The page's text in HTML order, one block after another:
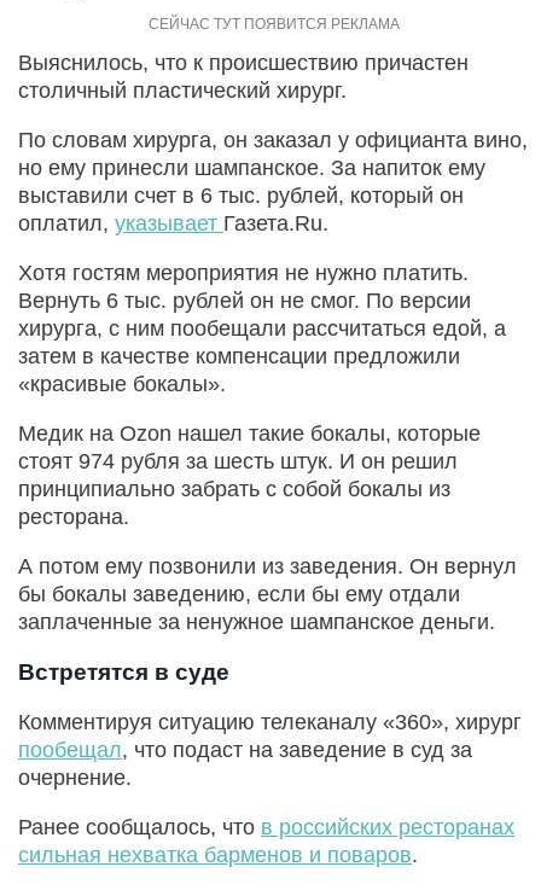
Выяснилось, что к происшествию причастен
столичный пластический хирург.
По словам хирурга, он заказал у официанта вино,
но ему принесли шампанское. За напиток ему
выставили счет в 6 тыс. рублей, который он
оплатил, указывает Газета.Ru.
Хотя гостям мероприятия не нужно платить.
Вернуть 6 тыс. рублей он не смог. По версии
хирурга, с ним пообещали рассчитаться едой, а
затем в качестве компенсации предложили
«красивые бокалы».
Медик на Ozon нашел такие бокалы, которые
стоят 974 рубля за шесть штук. И он решил
принципиально забрать с собой бокалы из
ресторана.
А потом ему позвонили из заведения. Он вернул
бы бокалы заведению, если бы ему отдали
заплаченные за ненужное шампанское деньги.
Встретятся в суде
Комментируя ситуацию телеканалу «360», хирург
пообещал, что подаст на заведение в суд за
очернение.
Ранее сообщалось, что в российских ресторанах
сильная нехватка барменов и поваров.